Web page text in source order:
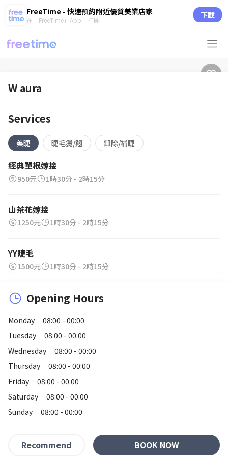
FreeTime - 快速預約附近優質美業店家
在「FreeTime」App中打開 下載
W aura
Services
美睫 睫毛燙/翹 卸除/補睫
經典單根嫁接
950元 1時30分 - 2時15分
山茶花嫁接
1250元 1時30分 - 2時15分
YY睫毛
1500元 1時30分 - 2時15分
Opening Hours
Monday
08:00 - 00:00
Tuesday
08:00 - 00:00
Wednesday
08:00 - 00:00
Thursday
08:00 - 00:00
Friday
08:00 - 00:00
Saturday
08:00 - 00:00
Sunday
08:00 - 00:00
Recommend BOOK NOW